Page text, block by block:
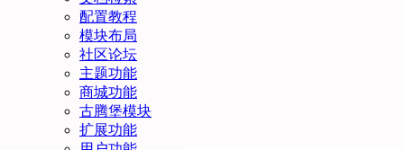
配置教程
模块布局
社区论坛
主题功能
商城功能
古腾堡模块
扩展功能